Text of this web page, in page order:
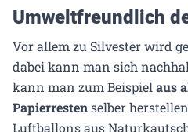
Umweltfreundlich
Vor allem zu Silvester wird
dabei kann man sich
kann man zum Beispiel aus
Papierrestenselber
Luftballons aus